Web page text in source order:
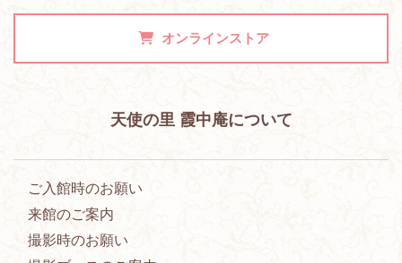
オンラインストア
天使の里 霞中庵について
ご入館時のお願い
来館のご案内
撮影時のお願い